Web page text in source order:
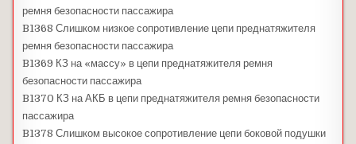
ремня безопасности пассажира
B1368 Слишком низкое сопротивление цепи преднатяжителя
ремня безопасности пассажира
B1369 КЗ на «массу» в цепи преднатяжителя ремня
безопасности пассажира
B1370 КЗ на АКБ в цепи преднатяжителя ремня безопасности
пассажира
B1378 Слишком высокое сопротивление цепи боковой подушки